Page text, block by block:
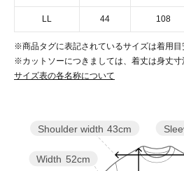
LL 44 108
※商品タグに表記されているサイズは着用目
※カットソーにつきましては、着丈は身丈寸
サイズ表の各名称について
Width 52cm
Shoulder width 43cm